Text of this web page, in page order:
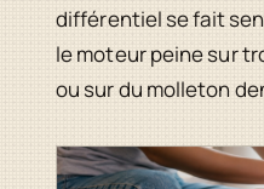
différentiel se fait
le moteur peine sur
ou sur du molleton